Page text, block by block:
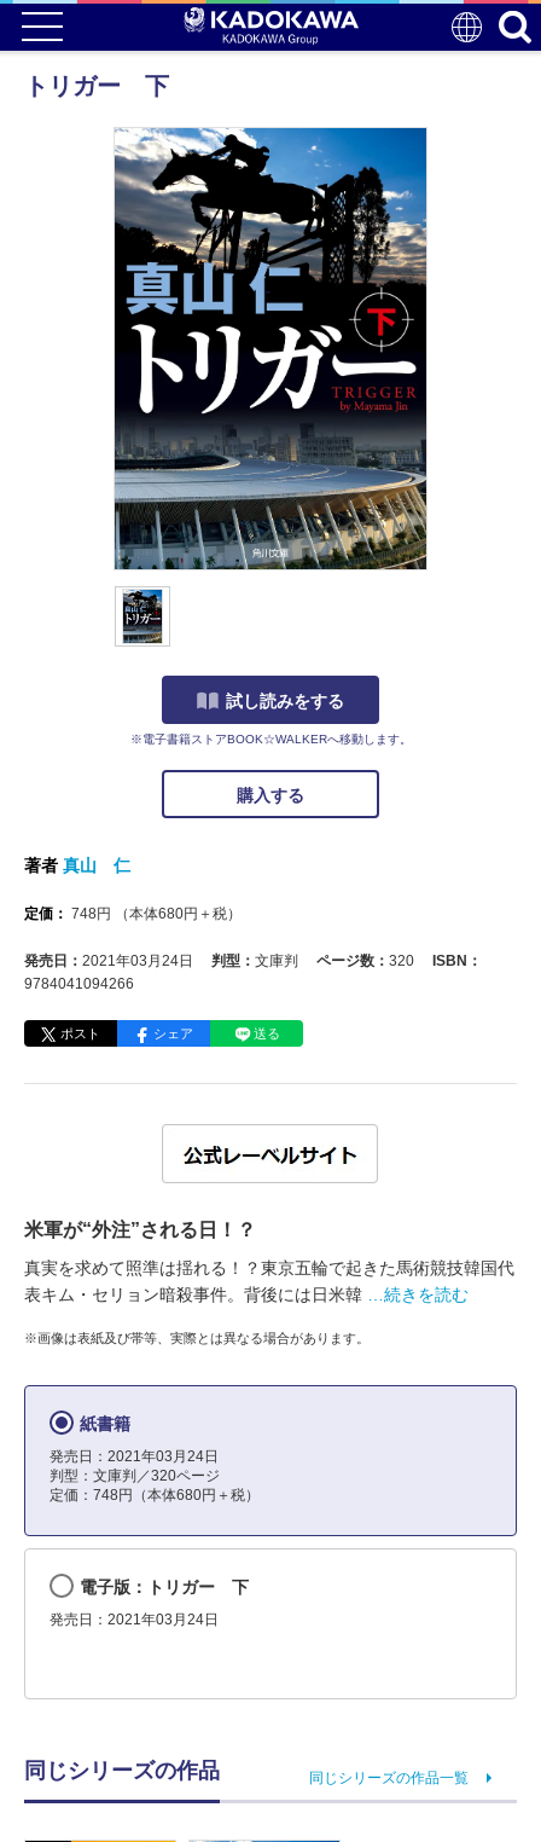
トリガー 下
試し読みをする
※電子書籍ストアBOOK☆WALKERへ移動します。
購入する
著者 真山 仁
定価： 748円 （本体680円＋税）
発売日： 2021年03月24日 判型： 文庫判 ページ数： 320
ISBN：
9784041094266
ポスト シェア 送る
米軍が“外注”される日！？
真実を求めて照準は揺れる！？東京五輪で起きた馬術競技韓国代
表キム・セリョン暗殺事件。背後には日米韓
…続きを読む
※画像は表紙及び帯等、実際とは異なる場合があります。
紙書籍
発売日：2021年03月24日
判型：文庫判／320ページ
定価：748円（本体680円＋税）
電子版：トリガー 下
発売日：2021年03月24日
同じシリーズの作品 同じシリーズの作品一覧